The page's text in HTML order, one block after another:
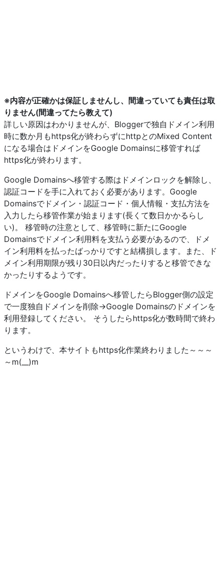
※内容が正確かは保証しませんし、間違っていても責任は取
りません(間違ってたら教えて)
詳しい原因はわかりませんが、Bloggerで独自ドメイン利用
時に数か月もhttps化が終わらずにhttpとのMixed Content
になる場合はドメインをGoogle Domainsに移管すれば
https化が終わります。
Google Domainsへ移管する際はドメインロックを解除し、
認証コードを手に入れておく必要があります。Google
Domainsでドメイン・認証コード・個人情報・支払方法を
入力したら移管作業が始まります(長くて数日かかるらし
い)。 移管時の注意として、移管時に新たにGoogle
Domainsでドメイン利用料を支払う必要があるので、ドメ
イン利用料を払ったばっかりですと結構損します。また、ド
メイン利用期限が残り30日以内だったりすると移管できな
かったりするようです。
ドメインをGoogle Domainsへ移管したらBlogger側の設定
で一度独自ドメインを削除→Google Domainsのドメインを
利用登録してください。 そうしたらhttps化が数時間で終わ
ります。
というわけで、本サイトもhttps化作業終わりました～～～
～m(__)m